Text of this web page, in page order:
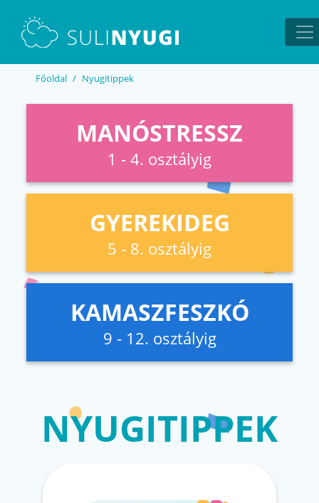
Főoldal Nyugitippek
MANÓSTRESSZ
1 - 4. osztályig
GYEREKIDEG
5 - 8. osztályig
KAMASZFESZKÓ
9 - 12. osztályig
NYUGITIPPEK